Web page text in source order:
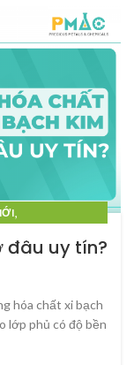
,
,
,
,
đâu uy tín?
hóa chất xi bạch
lớp phủ có độ bền